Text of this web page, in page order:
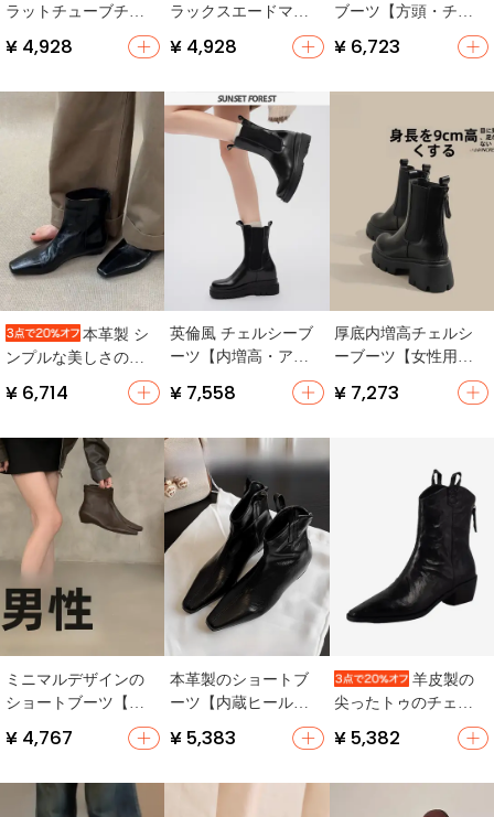
ラットチューブチェ
ルシーブーツ【女性
用・シンプル・エラ
¥ 4,928
ラックスエードマー
ティンブーツ【ラウ
ンドトゥ・細身・女
¥ 4,928
ブーツ【方頭・チェ
¥ 6,723
本革製 シ
ンプルな美しさのス
【ブラック・フラッ
ツ】
¥ 6,714
英倫風 チェルシーブ
ーツ【内増高・アン
クル丈・シンプルデ
ザイン】
¥ 7,558
厚底内増高チェルシ
ーブーツ【女性用・
絨・ショートブー
¥ 7,273
ミニマルデザインの
ショートブーツ【ア
ンティーク風・アン
クルブーツ・レディ
¥ 4,767
本革製のショートブ
ーツ【内蔵ヒール・
フレンチスタイル・
デニムデザイン】
¥ 5,383
羊皮製の
尖ったトゥのチェル
用・女性・粗いヒー
¥ 5,382